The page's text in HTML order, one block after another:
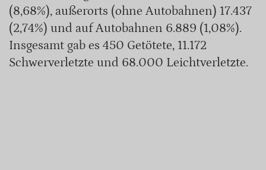
(8,68%), außerorts (ohne Autobahnen) 17.437
(2,74%) und auf Autobahnen 6.889 (1,08%).
Insgesamt gab es 450 Getötete, 11.172
Schwerverletzte und 68.000 Leichtverletzte.